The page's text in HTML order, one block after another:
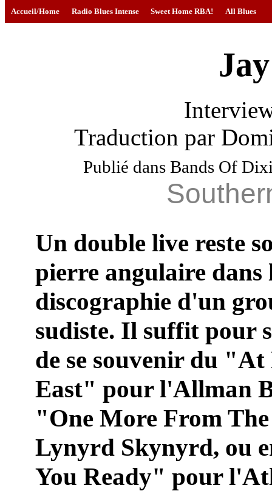
Accueil/Home Radio Blues Intense Sweet Home RBA! All Blues
Traduction par
Publié dans Bands Of
Un double live reste
pierre angulaire dans
discographie d'un
sudiste. Il suffit pour
de se souvenir du
East" pour l'Allman
"One More From
Lynyrd Skynyrd, ou
You Ready" pour